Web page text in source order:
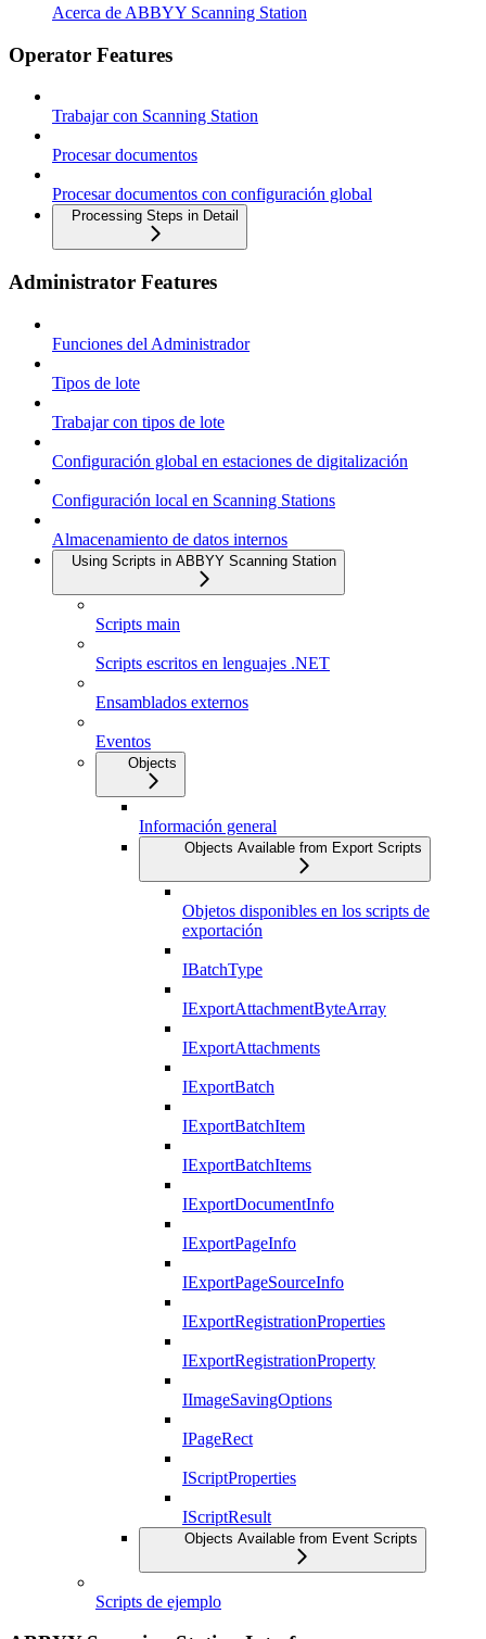
Acerca de ABBYY Scanning Station
Operator Features
Trabajar con Scanning Station
Procesar documentos
Procesar documentos con configuración global
Processing Steps in Detail
Administrator Features
Funciones del Administrador
Tipos de lote
Trabajar con tipos de lote
Configuración global en estaciones de digitalización
Configuración local en Scanning Stations
Almacenamiento de datos internos
Using Scripts in ABBYY Scanning Station
Scripts main
Scripts escritos en lenguajes .NET
Ensamblados externos
Eventos
Objects
Información general
Objects Available from Export Scripts
Objetos disponibles en los scripts de
exportación
IBatchType
IExportAttachmentByteArray
IExportAttachments
IExportBatch
IExportBatchItem
IExportBatchItems
IExportDocumentInfo
IExportPageInfo
IExportPageSourceInfo
IExportRegistrationProperties
IExportRegistrationProperty
IImageSavingOptions
IPageRect
IScriptProperties
IScriptResult
Objects Available from Event Scripts
Scripts de ejemplo